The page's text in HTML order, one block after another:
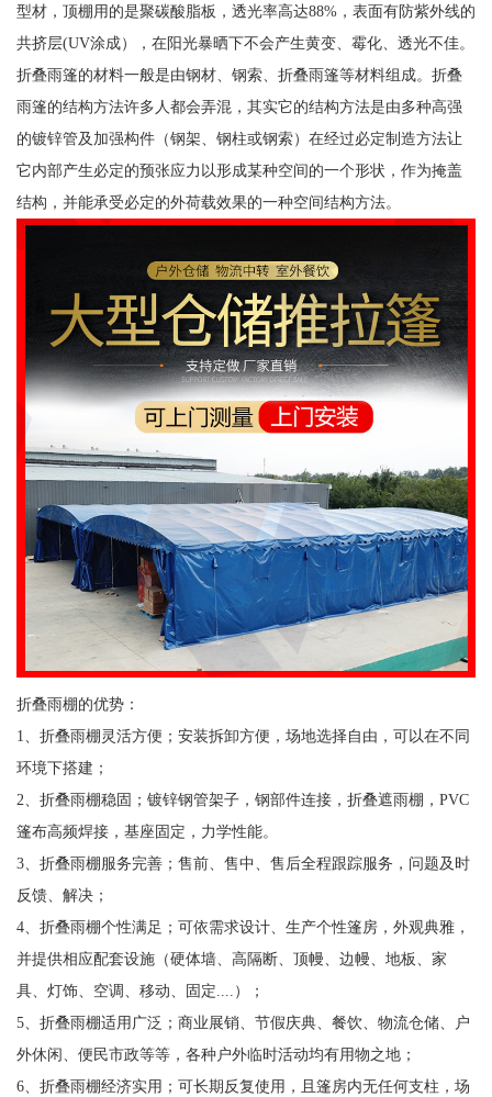
型材，顶棚用的是聚碳酸脂板，透光率高达88%，表面有防紫外线的
共挤层(UV涂成），在阳光暴晒下不会产生黄变、霉化、透光不佳。
折叠雨篷的材料一般是由钢材、钢索、折叠雨篷等材料组成。折叠
雨篷的结构方法许多人都会弄混，其实它的结构方法是由多种高强
的镀锌管及加强构件（钢架、钢柱或钢索）在经过必定制造方法让
它内部产生必定的预张应力以形成某种空间的一个形状，作为掩盖
结构，并能承受必定的外荷载效果的一种空间结构方法。
折叠雨棚的优势：
1、折叠雨棚灵活方便；安装拆卸方便，场地选择自由，可以在不同
环境下搭建；
2、折叠雨棚稳固；镀锌钢管架子，钢部件连接，折叠遮雨棚，PVC
篷布高频焊接，基座固定，力学性能。
3、折叠雨棚服务完善；售前、售中、售后全程跟踪服务，问题及时
反馈、解决；
4、折叠雨棚个性满足；可依需求设计、生产个性篷房，外观典雅，
并提供相应配套设施（硬体墙、高隔断、顶幔、边幔、地板、家
具、灯饰、空调、移动、固定....）；
5、折叠雨棚适用广泛；商业展销、节假庆典、餐饮、物流仓储、户
外休闲、便民市政等等，各种户外临时活动均有用物之地；
6、折叠雨棚经济实用；可长期反复使用，且篷房内无任何支柱，场